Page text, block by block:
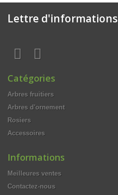
Lettre d'informations
Catégories
Arbres fruitiers
Arbres d'ornement
Rosiers
Accessoires
Informations
Meilleures ventes
Contactez-nous